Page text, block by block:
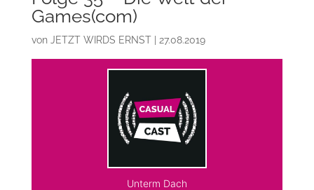
Games(com)
von JETZT WIRDS ERNST| 27.08.2019